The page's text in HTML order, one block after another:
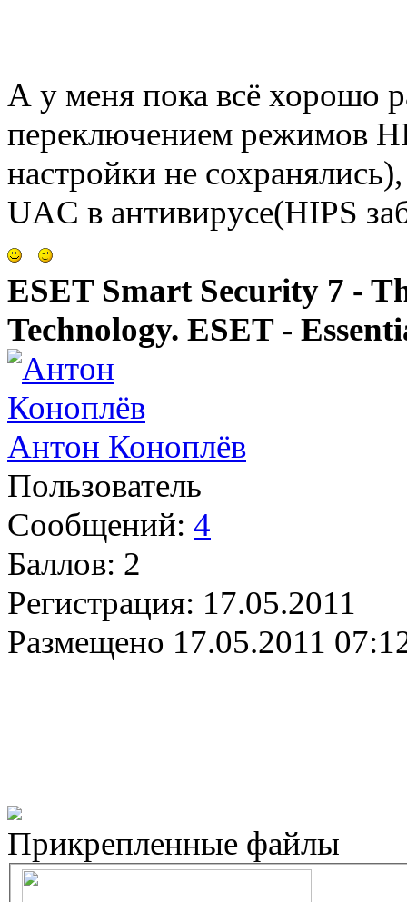
А у меня пока всё хорошо
переключением режимов
настройки не
UAC в антивирусе(HIPS
ESET Smart Security 7 -
Technology. ESET -
Антон Коноплёв
Пользователь
Сообщений: 4
Баллов: 2
Регистрация: 17.05.2011
Размещено 17.05.2011
Прикрепленные файлы